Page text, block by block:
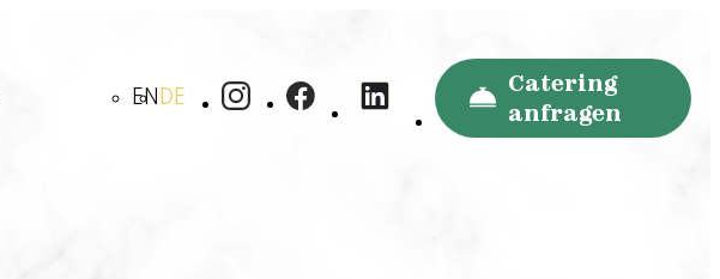
EN DE
Catering
anfragen